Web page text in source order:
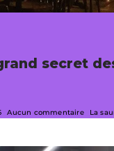
secret
Aucun commentaire La